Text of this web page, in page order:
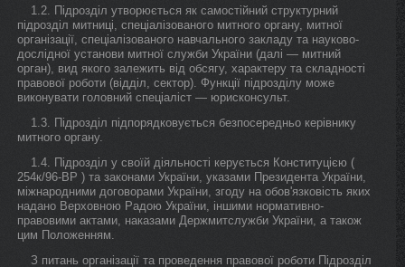
1.2. Підрозділ утворюється як самостійний структурний
підрозділ митниці, спеціалізованого митного органу, митної
організації, спеціалізованого навчального закладу та науково-
дослідної установи митної служби України (далі — митний
орган), вид якого залежить від обсягу, характеру та складності
правової роботи (відділ, сектор). Функції підрозділу може
виконувати головний спеціаліст — юрисконсульт.
1.3. Підрозділ підпорядковується безпосередньо керівнику
митного органу.
1.4. Підрозділ у своїй діяльності керується Конституцією (
254к/96-ВР ) та законами України, указами Президента України,
міжнародними договорами України, згоду на обов'язковість яких
надано Верховною Радою України, іншими нормативно-
правовими актами, наказами Держмитслужби України, а також
цим Положенням.
З питань організації та проведення правової роботи Підрозділ